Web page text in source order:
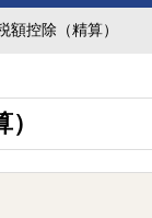
額控除（精算）